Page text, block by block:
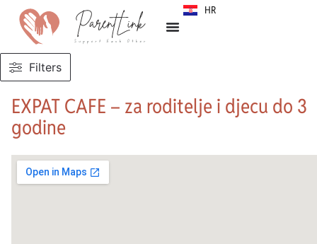
HR
SR
Filters
EXPAT CAFE – za roditelje i djecu do 3
godine